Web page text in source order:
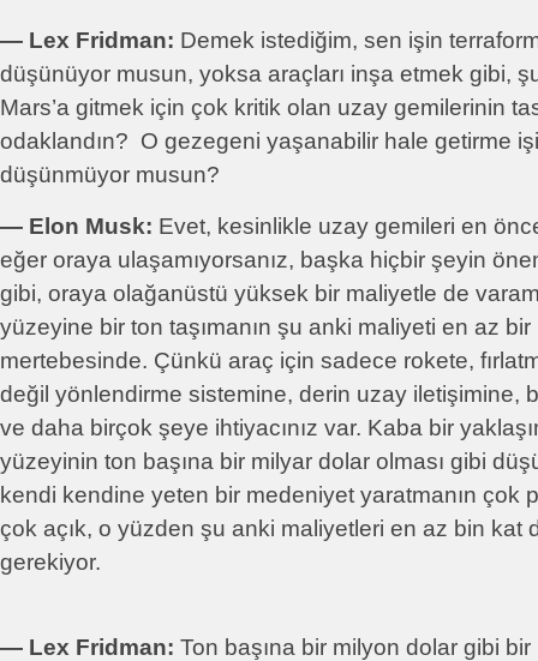
― Lex Fridman: Demek istediğim, sen işin
düşünüyor musun, yoksa araçları inşa etmek gibi,
Mars’a gitmek için çok kritik olan uzay gemilerinin
odaklandın? O gezegeni yaşanabilir hale getirme
düşünmüyor musun?
― Elon Musk: Evet, kesinlikle uzay gemileri en
eğer oraya ulaşamıyorsanız, başka hiçbir şeyin
gibi, oraya olağanüstü yüksek bir maliyetle de
yüzeyine bir ton taşımanın şu anki maliyeti en az
mertebesinde. Çünkü araç için sadece rokete,
değil yönlendirme sistemine, derin uzay iletişimine,
ve daha birçok şeye ihtiyacınız var. Kaba bir
yüzeyinin ton başına bir milyar dolar olması gibi
kendi kendine yeten bir medeniyet yaratmanın çok
çok açık, o yüzden şu anki maliyetleri en az bin kat
gerekiyor.
― Lex Fridman: Ton başına bir milyon dolar gibi